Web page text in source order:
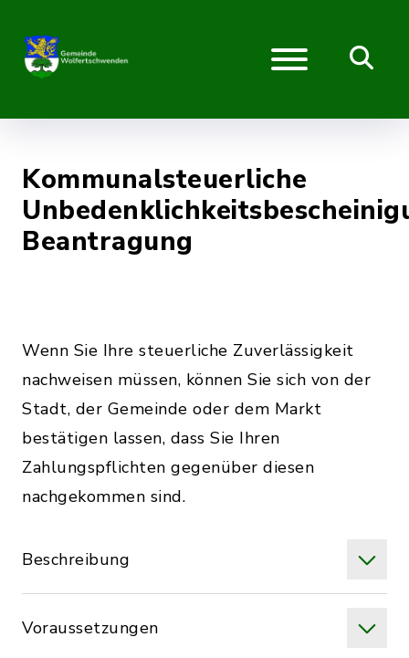
Kommunalsteuerliche
Beantragung
Wenn Sie Ihre steuerliche Zuverlässigkeit
nachweisen müssen, können Sie sich von der
Stadt, der Gemeinde oder dem Markt
bestätigen lassen, dass Sie Ihren
Zahlungspflichten gegenüber diesen
nachgekommen sind.
Beschreibung
Voraussetzungen